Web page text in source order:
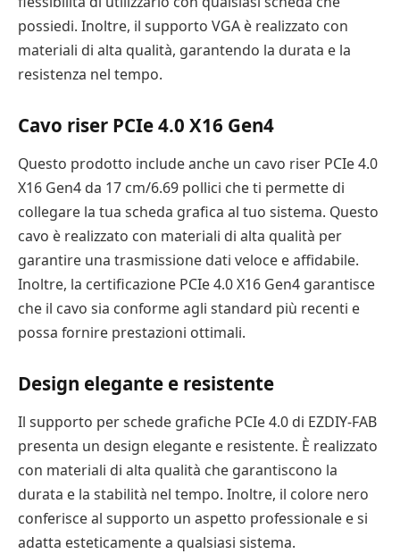
possiedi. Inoltre, il supporto VGA è realizzato con
materiali di alta qualità, garantendo la durata e la
resistenza nel tempo.
Cavo riser PCIe 4.0 X16 Gen4
Questo prodotto include anche un cavo riser PCIe 4.0
X16 Gen4 da 17 cm/6.69 pollici che ti permette di
collegare la tua scheda grafica al tuo sistema. Questo
cavo è realizzato con materiali di alta qualità per
garantire una trasmissione dati veloce e affidabile.
Inoltre, la certificazione PCIe 4.0 X16 Gen4 garantisce
che il cavo sia conforme agli standard più recenti e
possa fornire prestazioni ottimali.
Design elegante e resistente
Il supporto per schede grafiche PCIe 4.0 di EZDIY-FAB
presenta un design elegante e resistente. È realizzato
con materiali di alta qualità che garantiscono la
durata e la stabilità nel tempo. Inoltre, il colore nero
conferisce al supporto un aspetto professionale e si
adatta esteticamente a qualsiasi sistema.